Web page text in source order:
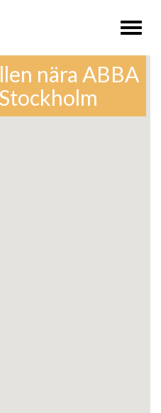
Toggle
nära ABBA